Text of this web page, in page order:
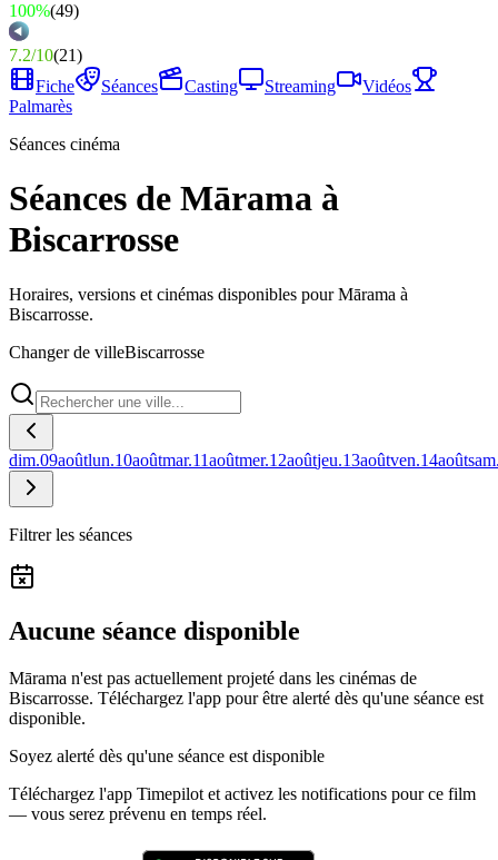
100%(49)
7.2/10(21)
Fiche
Séances Casting Streaming
Vidéos
Palmarès
Séances cinéma
Séances de Mārama à
Biscarrosse
Horaires, versions et cinémas disponibles pour Mārama à
Biscarrosse.
Changer de villeBiscarrosse
dim.09aoûtlun.10aoûtmar.11aoûtmer.12aoûtjeu.13aoûtven.14août
Filtrer les séances
Aucune séance disponible
Mārama n'est pas actuellement projeté dans les cinémas de
Biscarrosse. Téléchargez l'app pour être alerté dès qu'une séance est
disponible.
Soyez alerté dès qu'une séance est disponible
Téléchargez l'app Timepilot et activez les notifications pour ce film
— vous serez prévenu en temps réel.